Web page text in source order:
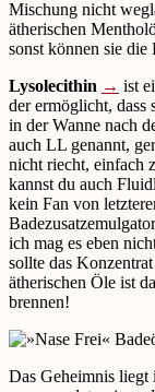
Mischung nicht
ätherischen
sonst können sie die
Lysolecithin → ist
der ermöglicht, dass
in der Wanne nach
auch LL genannt,
nicht riecht, einfach
kannst du auch
kein Fan von
ich mag es eben
sollte das
ätherischen Öle ist
brennen!
Das Geheimnis liegt